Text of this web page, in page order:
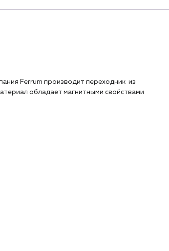
Ferrum производит переходник из
обладает магнитными свойствами